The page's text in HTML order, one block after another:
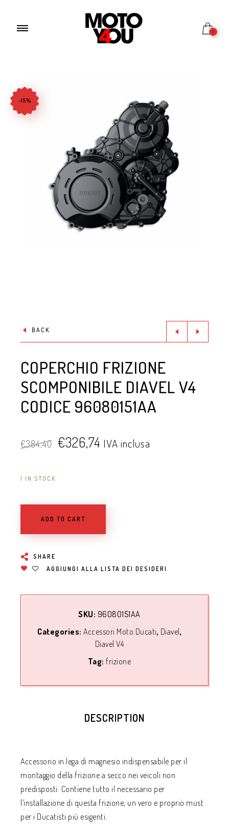
0
-15%
BACK
COPERCHIO FRIZIONE
SCOMPONIBILE DIAVEL V4
CODICE 96080151AA
€384,40 €326,74 IVA inclusa
1 IN STOCK
ADD TO CART
SHARE
AGGIUNGI ALLA LISTA DEI DESIDERI
SKU: 96080151AA
Categories: Accessori Moto Ducati, Diavel ,
Diavel V4
Tag: frizione
DESCRIPTION
Accessorio in lega di magnesio indispensabile per il
montaggio della frizione a secco nei veicoli non
predisposti. Contiene tutto il necessario per
l’installazione di questa frizione, un vero e proprio must
per i Ducatisti più esigenti.